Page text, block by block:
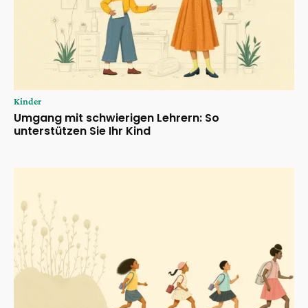
Kinder
Umgang mit schwierigen Lehrern: So
unterstützen Sie Ihr Kind